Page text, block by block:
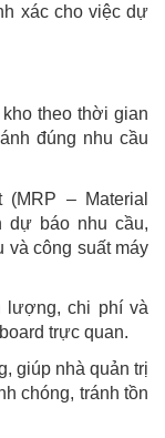
xác cho việc dự
theo thời gian
đúng nhu cầu
– Material
dự báo nhu cầu,
và công suất máy
lượng, chi phí và
trực quan.
giúp nhà quản trị
chóng, tránh tồn